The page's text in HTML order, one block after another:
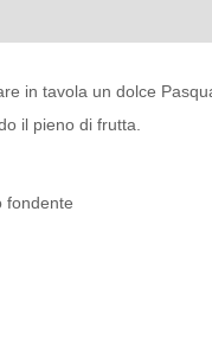
in tavola un dolce
il pieno di frutta.
fondente